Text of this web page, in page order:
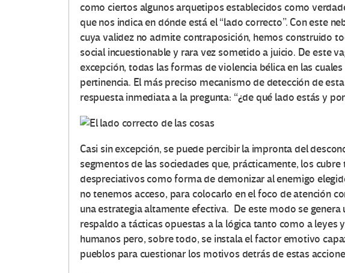
como ciertos algunos arquetipos establecidos como
que nos indica en dónde está el “lado correcto”. Con este
cuya validez no admite contraposición, hemos construido
social incuestionable y rara vez sometido a juicio. De este
excepción, todas las formas de violencia bélica en las
pertinencia. El más preciso mecanismo de detección de
respuesta inmediata a la pregunta: “¿de qué lado estás y por
Casi sin excepción, se puede percibir la impronta del
segmentos de las sociedades que, prácticamente, los
despreciativos como forma de demonizar al enemigo
no tenemos acceso, para colocarlo en el foco de atención
una estrategia altamente efectiva. De este modo se
respaldo a tácticas opuestas a la lógica tanto como a leyes
humanos pero, sobre todo, se instala el factor emotivo
pueblos para cuestionar los motivos detrás de estas